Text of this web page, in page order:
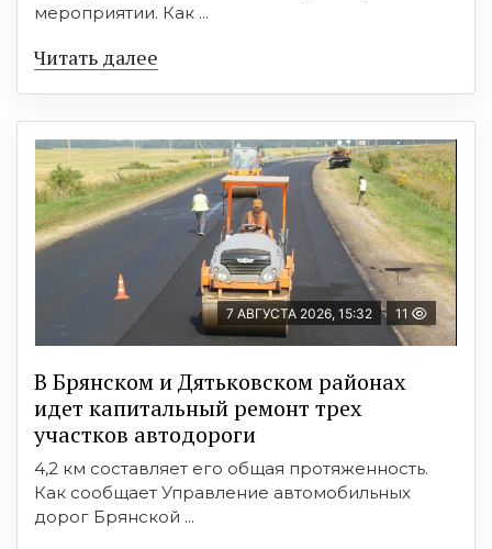
мероприятии. Как ...
Читать далее
7 АВГУСТА 2026, 15:32 11
В Брянском и Дятьковском районах
идет капитальный ремонт трех
участков автодороги
4,2 км составляет его общая протяженность.
Как сообщает Управление автомобильных
дорог Брянской ...